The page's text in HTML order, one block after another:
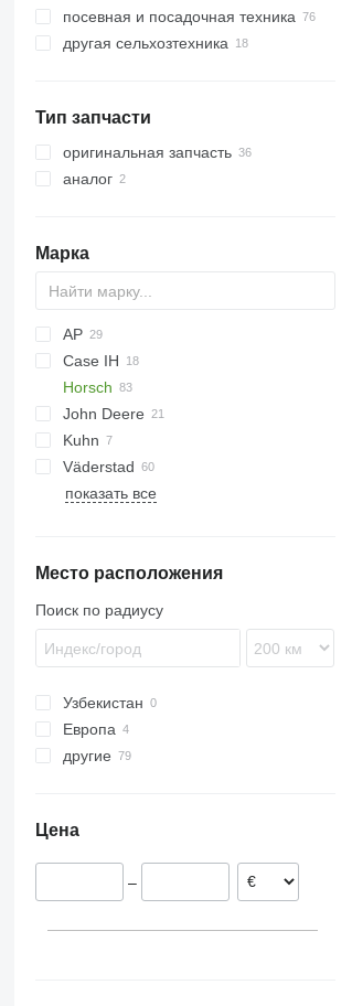
бороны
глубокорыхлители
посевная и посадочная техника
другая сельхозтехника
Тип запчасти
оригинальная запчасть
аналог
Марка
AP
Cenio
Case IH
Ecolo Tiger
Tiger Mate
Lexion
Tucano
Horsch
Tiger
John Deere
980
Kuhn
Quadro
Trio
Karat
Synkro
Väderstad
Cultus
показать все
Место расположения
Поиск по радиусу
Узбекистан
Европа
Германия
другие
Цена
–